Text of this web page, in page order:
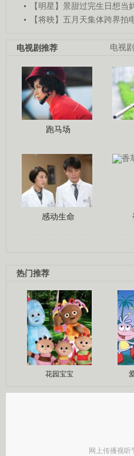
【明星】景甜过完生日想当
【将映】五月天集体跨界拍
电视
电视剧推荐
跑马场
感动生命
热门推荐
花园宝宝
网上传播视听